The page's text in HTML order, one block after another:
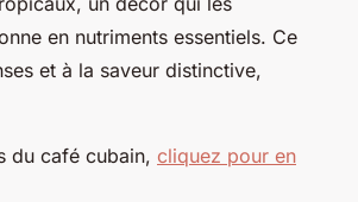
en nutriments essentiels. Ce
et à la saveur distinctive,
du café cubain, cliquez pour en